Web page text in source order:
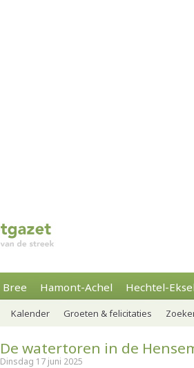
Bree Hamont-Achel Hechtel-
Kalender Groeten & felicitaties
De watertoren in de
Dinsdag 17 juni 2025